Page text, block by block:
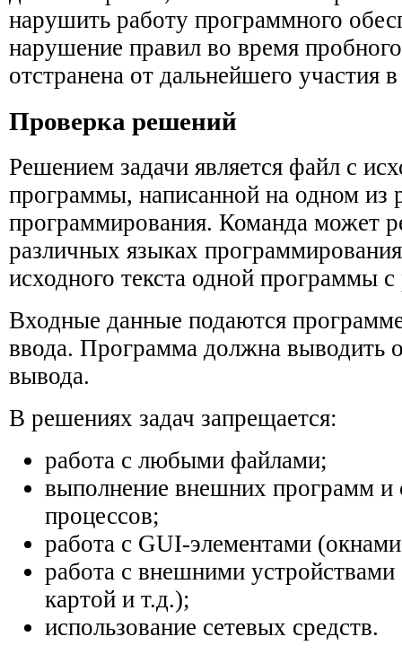
нарушить работу программного
нарушение правил во время
отстранена от дальнейшего участия
Проверка решений
Решением задачи является файл с
программы, написанной на одном из
программирования. Команда может
различных языках
исходного текста одной программы
Входные данные подаются
ввода. Программа должна выводить
вывода.
В решениях задач запрещается:
работа с любыми файлами;
выполнение внешних программ и
процессов;
работа с GUI-элементами
работа с внешними
картой и т.д.);
использование сетевых средств.